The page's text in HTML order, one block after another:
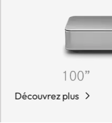
Découvrez plus